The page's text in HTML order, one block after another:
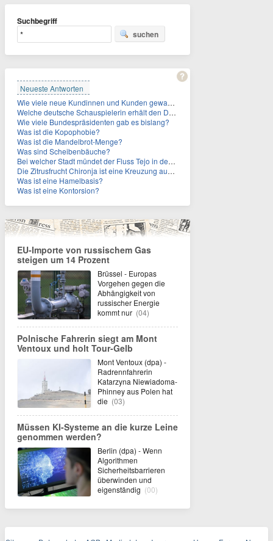
Suchbegriff
suchen
Neueste Antworten
Wie viele neue Kundinnen und Kunden gewann MagentaTV allein durch die WM hinzu?
Welche deutsche Schauspielerin erhält den Deutschen Kulturpolitikpreis?
Wie viele Bundespräsidenten gab es bislang?
Was ist die Kopophobie?
Was ist die Mandelbrot-Menge?
Was sind Scheibenbäuche?
Bei welcher Stadt mündet der Fluss Tejo in den Atlantik?
Die Zitrusfrucht Chironja ist eine Kreuzung aus welchen Früchten?
Was ist eine Hamelbasis?
Was ist eine Kontorsion?
EU-Importe von russischem Gas
steigen um 14 Prozent
Brüssel - Europas
Vorgehen gegen die
Abhängigkeit von
russischer Energie
kommt nur (04)
Polnische Fahrerin siegt am Mont
Ventoux und holt Tour-Gelb
Mont Ventoux (dpa) -
Radrennfahrerin
Katarzyna Niewiadoma-
Phinney aus Polen hat
die (03)
Müssen KI-Systeme an die kurze Leine
genommen werden?
Berlin (dpa) - Wenn
Algorithmen
Sicherheitsbarrieren
überwinden und
eigenständig (00)